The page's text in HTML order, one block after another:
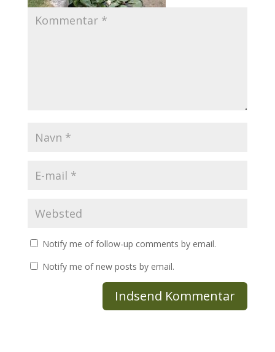
Notify me of follow-up comments by email.
Notify me of new posts by email.